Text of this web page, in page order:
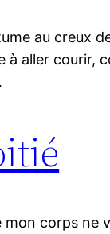
au creux
à aller
corps ne